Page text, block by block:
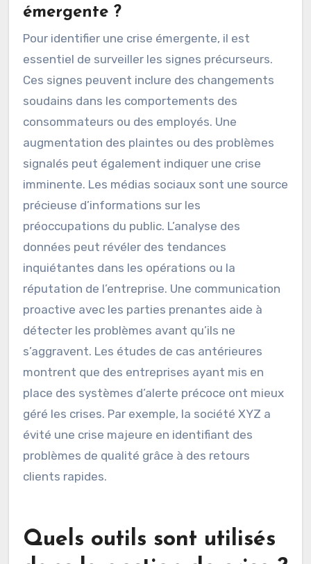
émergente ?
Pour identifier une crise émergente, il est
essentiel de surveiller les signes précurseurs.
Ces signes peuvent inclure des changements
soudains dans les comportements des
consommateurs ou des employés. Une
augmentation des plaintes ou des problèmes
signalés peut également indiquer une crise
imminente. Les médias sociaux sont une source
précieuse d’informations sur les
préoccupations du public. L’analyse des
données peut révéler des tendances
inquiétantes dans les opérations ou la
réputation de l’entreprise. Une communication
proactive avec les parties prenantes aide à
détecter les problèmes avant qu’ils ne
s’aggravent. Les études de cas antérieures
montrent que des entreprises ayant mis en
place des systèmes d’alerte précoce ont mieux
géré les crises. Par exemple, la société XYZ a
évité une crise majeure en identifiant des
problèmes de qualité grâce à des retours
clients rapides.
Quels outils sont utilisés